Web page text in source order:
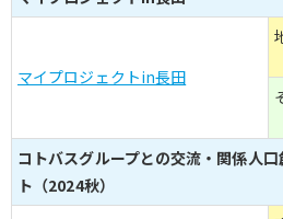
マイプロジェクトin長田
コトバスグループとの交流・関係人
ト（2024秋）